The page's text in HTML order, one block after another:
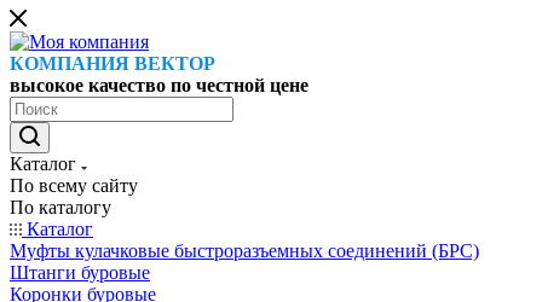
КОМПАНИЯ ВЕКТОР
высокое качество по честной цене
Каталог
По всему сайту
По каталогу
Каталог
Муфты кулачковые быстроразъемных соединений (БРС)
Штанги буровые
Коронки буровые